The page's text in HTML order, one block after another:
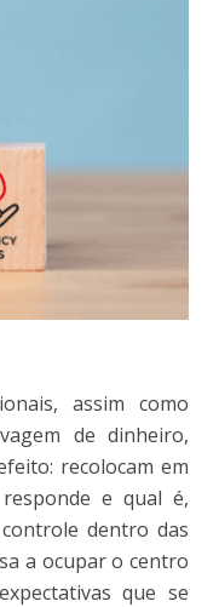
assim como
de dinheiro,
recolocam em
e qual é,
dentro das
a ocupar o centro
que se